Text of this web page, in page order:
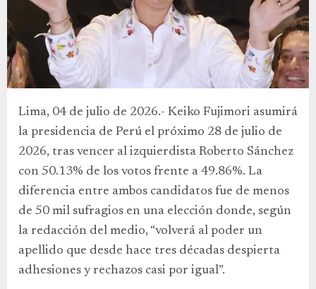
Lima, 04 de julio de 2026.- Keiko Fujimori asumirá
la presidencia de Perú el próximo 28 de julio de
2026, tras vencer al izquierdista Roberto Sánchez
con 50.13% de los votos frente a 49.86%. La
diferencia entre ambos candidatos fue de menos
de 50 mil sufragios en una elección donde, según
la redacción del medio, “volverá al poder un
apellido que desde hace tres décadas despierta
adhesiones y rechazos casi por igual”.